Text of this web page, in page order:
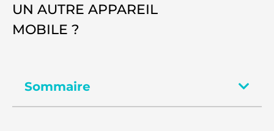
UN AUTRE APPAREIL
MOBILE ?
Sommaire